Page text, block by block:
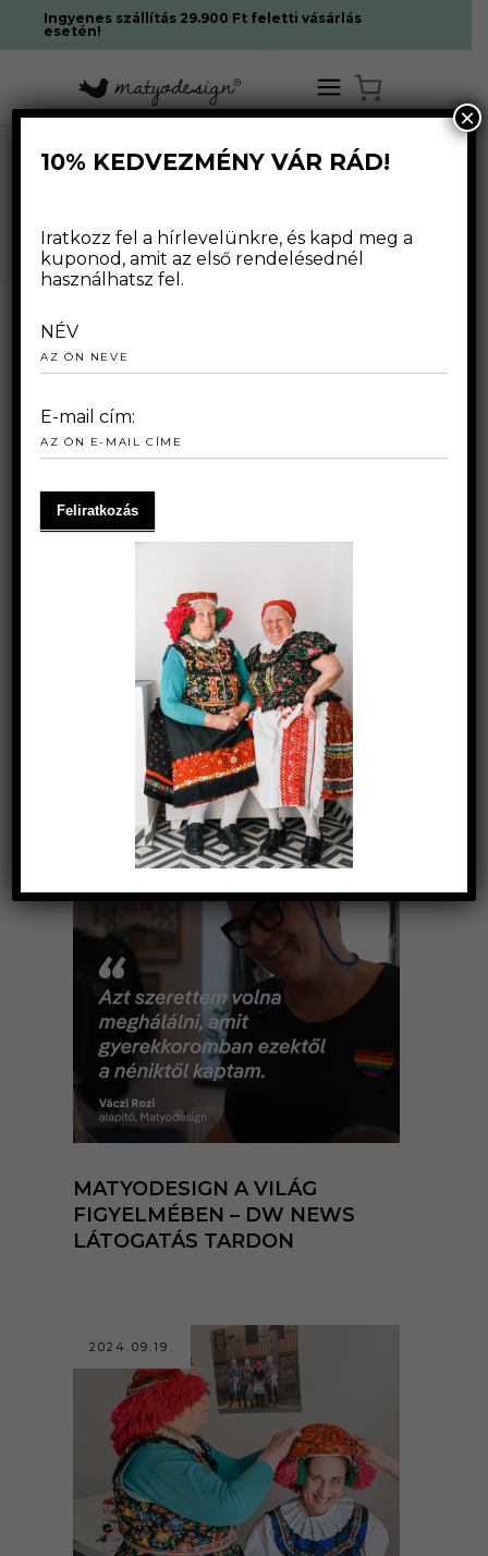
Ingyenes szállítás 29.900 Ft feletti vásárlás
esetén!
A MATYÓ MINTA
2024.12.03.
MATYODESIGN A VILÁG
FIGYELMÉBEN – DW NEWS
LÁTOGATÁS TARDON
2024.09.19.
10% KEDVEZMÉNY VÁR RÁD!
Iratkozz fel a hírlevelünkre, és kapd meg a
kuponod, amit az első rendelésednél
használhatsz fel.
NÉV
E-mail cím:
×